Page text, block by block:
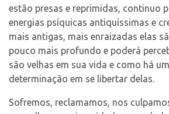
estão presas e reprimidas, continuo
energias psíquicas antiquíssimas e
mais antigas, mais enraizadas elas
pouco mais profundo e poderá
são velhas em sua vida e como há
determinação em se libertar delas.
Sofremos, reclamamos, nos